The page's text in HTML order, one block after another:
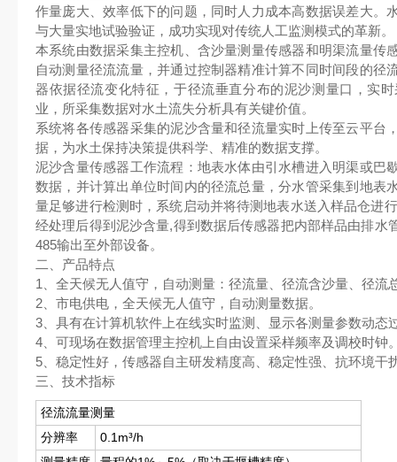
作量庞大、效率低下的问题，同时人力成本高数据误差大。
与大量实地试验验证，成功实现对传统人工监测模式的革新。
本系统由数据采集主控机、含沙量测量传感器和明渠流量传
自动测量径流流量，并通过控制器精准计算不同时间段的径
器依据径流变化特征，于径流垂直分布的泥沙测量口，实
业，所采集数据对水土流失分析具有关键价值。
系统将各传感器采集的泥沙含量和径流量实时上传至云平台
据，为水土保持决策提供科学、精准的数据支撑。
泥沙含量传感器工作流程：地表水体由引水槽进入明渠或巴
数据，并计算出单位时间内的径流总量，分水管采集到地表
量足够进行检测时，系统启动并将待测地表水送入样品仓进
经处理后得到泥沙含量,得到数据后传感器把内部样品由排水
485输出至外部设备。
二、产品特点
1、全天候无人值守，自动测量：径流量、径流含沙量、径流
2、市电供电，全天候无人值守，自动测量数据。
3、具有在计算机软件上在线实时监测、显示各测量参数动态
4、可现场在数据管理主控机上自由设置采样频率及调校时钟
5、稳定性好，传感器自主研发精度高、稳定性强、抗环境干
三、技术指标
径流流量测量
分辨率
0.1m³/h